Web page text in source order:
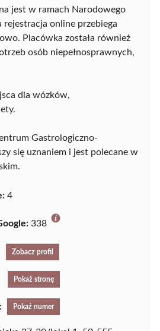
jest w ramach Narodowego
rejestracja online przebiega
Placówka została również
osób niepełnosprawnych,
dla wózków,
Gastrologiczno-
się uznaniem i jest polecane w
4
338
Zobacz profil
Pokaż stronę
Pokaż numer